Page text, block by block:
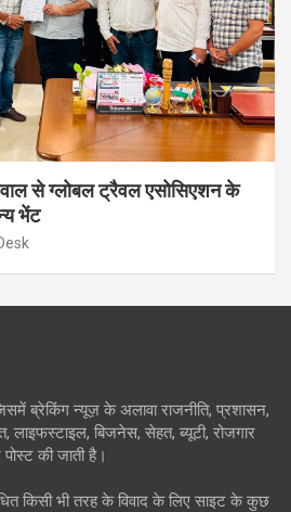
से ग्लोबल ट्रैवल एसोसिएशन के
भेंट
ब्रेकिंग न्यूज़ के अलावा राजनीति, प्रशासन,
बिजनेस, सेहत, ब्यूटी, रोजगार
की जाती है।
किसी भी तरह के विवाद के लिए साइट के कुछ